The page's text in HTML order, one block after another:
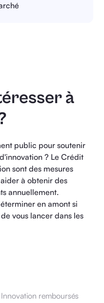
à
public pour soutenir
? Le Crédit
sont des mesures
à obtenir des
annuellement.
en amont si
vous lancer dans les
remboursés